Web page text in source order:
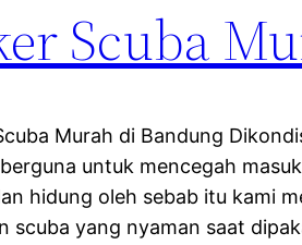
Scuba
Murah di Bandung
untuk mencegah
hidung oleh sebab itu kami
scuba yang nyaman saat